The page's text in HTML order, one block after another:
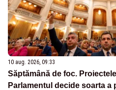
10 aug. 2026, 09:33
Săptămână de foc.
Parlamentul decide soarta a